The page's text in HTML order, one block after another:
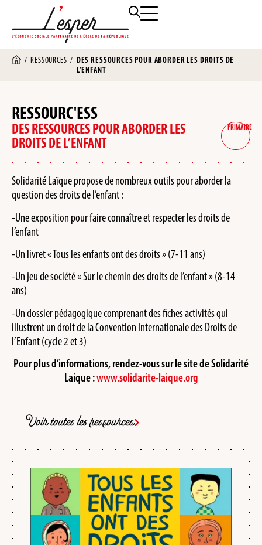
/RESSOURCES / DES RESSOURCES POUR ABORDER LES DROITS DE
L’ENFANT
RESSOURC'ESS
DES RESSOURCES POUR ABORDER LES
DROITS DE L’ENFANT
PRIMAIRE
Solidarité Laïque propose de nombreux outils pour aborder la
question des droits de l’enfant :
-Une exposition pour faire connaître et respecter les droits de
l’enfant
-Un livret « Tous les enfants ont des droits » (7-11 ans)
-Un jeu de société « Sur le chemin des droits de l’enfant » (8-14
ans)
-Un dossier pédagogique comprenant des fiches activités qui
illustrent un droit de la Convention Internationale des Droits de
l’Enfant (cycle 2 et 3)
Pour plus d’informations, rendez-vous sur le site de Solidarité
Laique :www.solidarite-laique.org
Voir toutes les ressources